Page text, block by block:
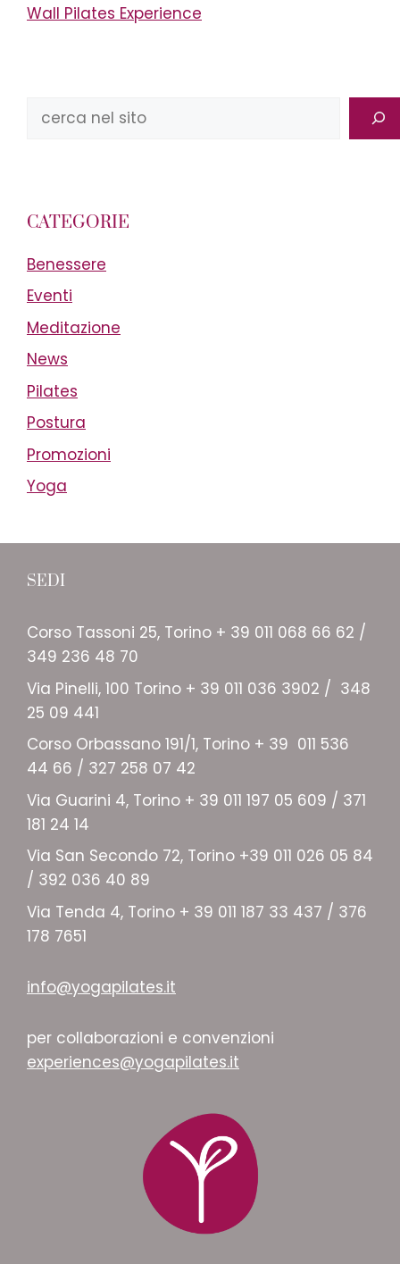
Wall Pilates Experience
CATEGORIE
Benessere
Eventi
Meditazione
News
Pilates
Postura
Promozioni
Yoga
SEDI
Corso Tassoni 25, Torino + 39 011 068 66 62 /
349 236 48 70
Via Pinelli, 100 Torino + 39 011 036 3902 / 348
25 09 441
Corso Orbassano 191/1, Torino + 39 011 536
44 66 / 327 258 07 42
Via Guarini 4, Torino + 39 011 197 05 609 / 371
181 24 14
Via San Secondo 72, Torino +39 011 026 05 84
/ 392 036 40 89
Via Tenda 4, Torino + 39 011 187 33 437 / 376
178 7651
info@yogapilates.it
per collaborazioni e convenzioni
experiences@yogapilates.it